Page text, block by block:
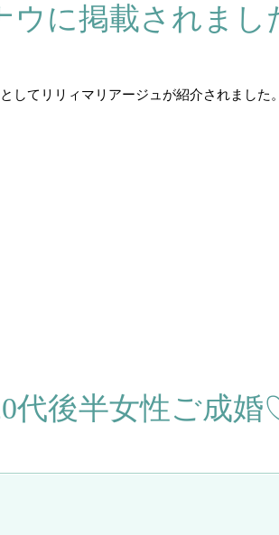
ウに掲載されまし
てリリィマリアージュが紹介されました。
代後半女性ご成